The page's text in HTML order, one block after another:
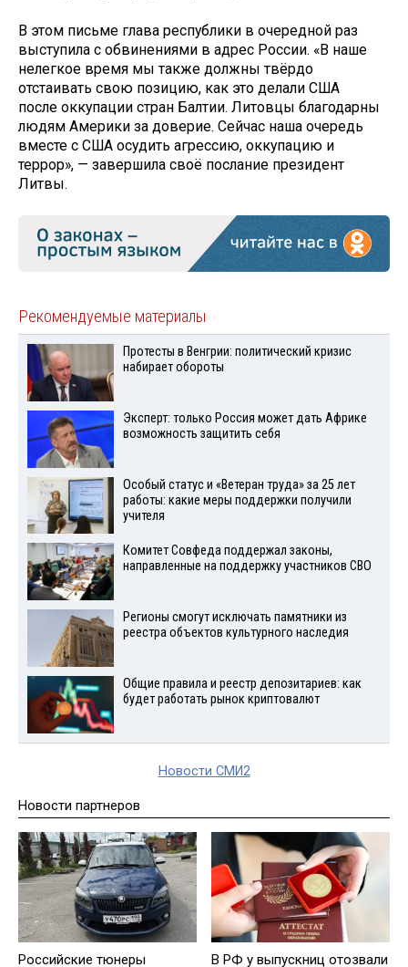
В этом письме глава республики в очередной раз
выступила с обвинениями в адрес России. «В наше
нелегкое время мы также должны твёрдо
отстаивать свою позицию, как это делали США
после оккупации стран Балтии. Литовцы благодарны
людям Америки за доверие. Сейчас наша очередь
вместе с США осудить агрессию, оккупацию и
террор», — завершила своё послание президент
Литвы.
Рекомендуемые материалы
Протесты в Венгрии: политический кризис
набирает обороты
Эксперт: только Россия может дать Африке
возможность защитить себя
Особый статус и «Ветеран труда» за 25 лет
работы: какие меры поддержки получили
учителя
Комитет Совфеда поддержал законы,
направленные на поддержку участников СВО
Регионы смогут исключать памятники из
реестра объектов культурного наследия
Общие правила и реестр депозитариев: как
будет работать рынок криптовалют
Новости СМИ2
Новости партнеров
Российские тюнеры В РФ у выпускниц отозвали